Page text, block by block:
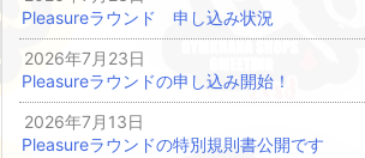
Pleasureラウンド 申し込み状況
2026年7月23日
Pleasureラウンドの申し込み開始！
2026年7月13日
Pleasureラウンドの特別規則書公開です